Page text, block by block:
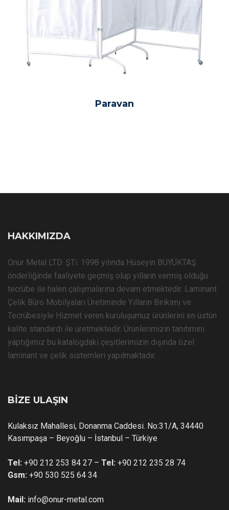
Paravan
HAKKIMIZDA
Onur Metal LTD. ŞTi. 1998 yılında Hüseyin BÜYÜKTAŞ
önderliğinde faaliyete geçmiş olup yılların vermiş olduğu
tecrübe ile halen çalışmalarına devam etmektedir. Laminant
Çelik Büro Mobilyaları Üretiminde Yılların Birikimi ve
Tecrübesiyle Hizmet veren kuruluşumuz ürünlerini en üstün
kalite standardı ile üretmektedir. Ürünlerimizin tanıtımını
yaptığımız bu katalogdaki çeşitlerimizin dışında özel
laminant ve çelik sistemleri yapılmaktadır.
BİZE ULAŞIN
Kulaksız Mahallesi, Donanma Caddesi. No:31/A, 34440
Kasımpaşa – Beyoğlu – İstanbul – Türkiye
Tel: +90 212 253 84 27 – Tel: +90 212 235 28 74
Gsm: +90 530 525 64 34
Mail: info@onur-metal.com